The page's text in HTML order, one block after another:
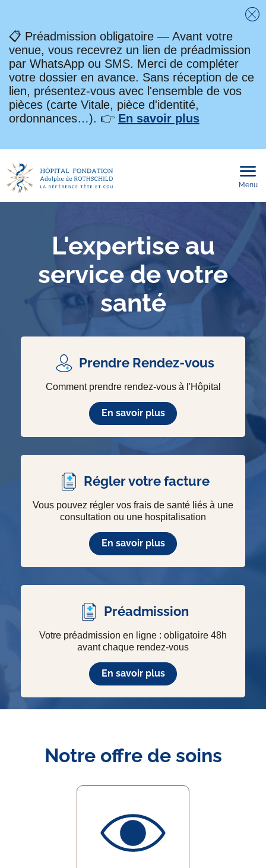
📋 Préadmission obligatoire — Avant votre
venue, vous recevrez un lien de préadmission
par WhatsApp ou SMS. Merci de compléter
votre dossier en avance. Sans réception de ce
lien, présentez-vous avec l'ensemble de vos
pièces (carte Vitale, pièce d'identité,
ordonnances…). 👉 En savoir plus
Menu
L'expertise au
service de votre
santé
Prendre Rendez-vous
Comment prendre rendez-vous à l'Hôpital
En savoir plus
Régler votre facture
Vous pouvez régler vos frais de santé liés à une
consultation ou une hospitalisation
En savoir plus
Préadmission
Votre préadmission en ligne : obligatoire 48h
avant chaque rendez-vous
En savoir plus
Notre offre de soins